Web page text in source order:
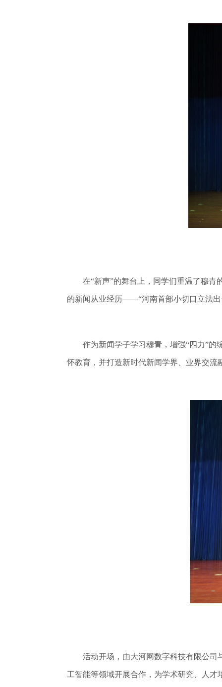
在“新声”的舞台上，同学们重温了穆青
的新闻从业经历——“河南首部小切口立法出
作为新闻学子学习穆青，增强“四力”的综
怀教育，并打造新时代新闻学界、业界交流
活动开场，由大河网数字科技有限公司与
工智能等领域开展合作，为学术研究、人